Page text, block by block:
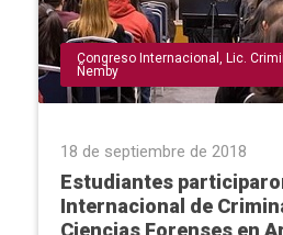
Congreso Internacional , Lic.
Ñemby
18 de septiembre de 2018
Estudiantes
Internacional de
Ciencias Forenses en